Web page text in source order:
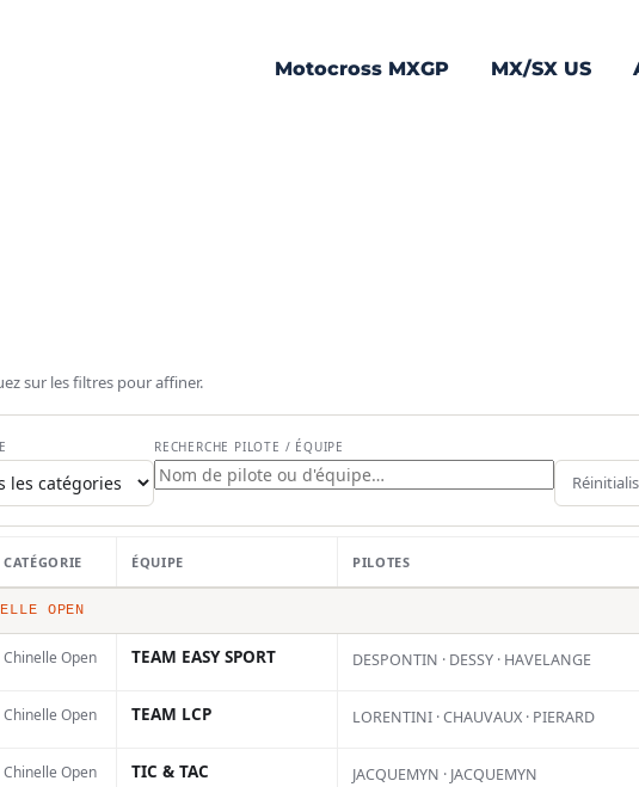
Motocross MXGP MX/SX US
sur les filtres pour affiner.
RECHERCHE PILOTE / ÉQUIPE
CATÉGORIE ÉQUIPE PILOTES
OPEN
Chinelle Open TEAM EASY SPORT DESPONTIN · DESSY · HAVELANGE
Chinelle Open TEAM LCP LORENTINI · CHAUVAUX · PIERARD
Chinelle Open TIC & TAC JACQUEMYN · JACQUEMYN
de
Sables